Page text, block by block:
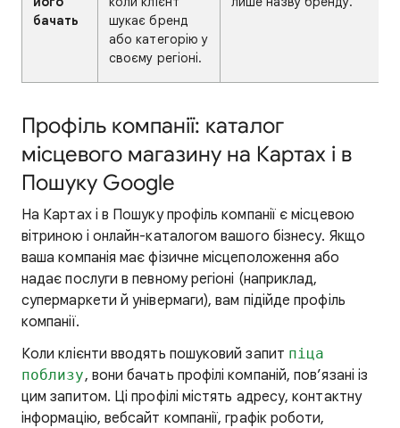
бачать
шукає бренд
або категорію у
своєму регіоні.
Профіль компанії: каталог
місцевого магазину на Картах і в
Пошуку Google
На Картах і в Пошуку профіль компанії є місцевою
вітриною і онлайн-каталогом вашого бізнесу. Якщо
ваша компанія має фізичне місцеположення або
надає послуги в певному регіоні (наприклад,
супермаркети й універмаги), вам підійде профіль
компанії.
Коли клієнти вводять пошуковий запит піца
поблизу, вони бачать профілі компаній, пов’язані із
цим запитом. Ці профілі містять адресу, контактну
інформацію, вебсайт компанії, графік роботи,